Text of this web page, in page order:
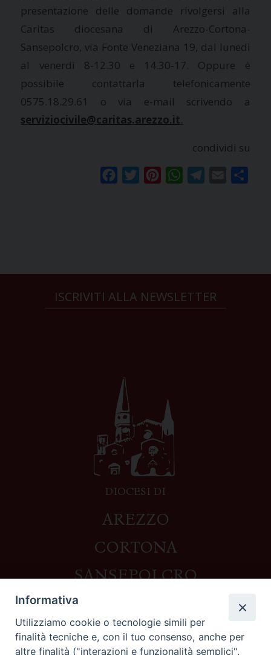
presentazione delle domande rivolgersi alla
Caritas diocesana di Arezzo-Cortona-
Sansepolcro, via Fonte Veneziana 19, dal lunedì
al venerdì 8-12.30 e 14.30-17. Oppure è
possibile contattarla telefonicamente
0575.18.29.61 o via e-mail scrivendo a
serviziocivile@caritas.arezzo.it.
condividi su
FacebookTwitterPinterestWhatsAppTelegram
Email
ISCRIVITI ALLA NEWSLETTER
DIOCESI DI
AREZZO
CORTONA
SANSEPOLCRO
Contatti
Informativa
Utilizziamo cookie o tecnologie simili per
finalità tecniche e, con il tuo consenso, anche per
altre finalità ("interazioni e funzionalità semplici",